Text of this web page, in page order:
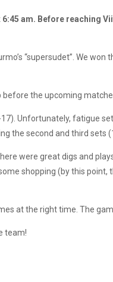
am. Before reaching
“supersudet”. We
the upcoming
Unfortunately, fatigue
the second and third sets
were great digs and
shopping (by this
at the right time. The
team!